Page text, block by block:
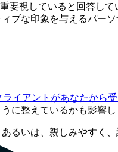
要視していると回答し
ブな印象を与えるパー
ライアントがあなたから
に整えているかも影響し
るいは、親しみやすく